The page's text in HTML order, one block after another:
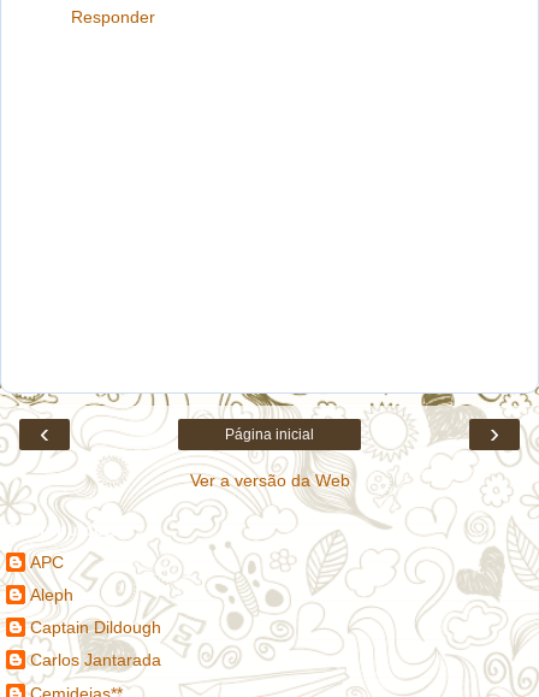
Responder
‹ ›
Página inicial
Ver a versão da Web
Contribuidores
APC
Aleph
Captain Dildough
Carlos Jantarada
Cemideias**